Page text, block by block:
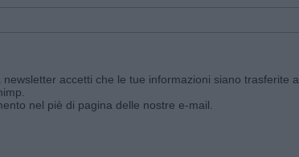
accetti che le tue informazioni siano trasferite a
nel piè di pagina delle nostre e-mail.